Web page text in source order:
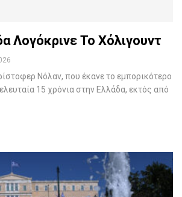
Λογόκρινε Το Χόλιγουντ
Νόλαν, που έκανε το εμπορικότερο
15 χρόνια στην Ελλάδα, εκτός από